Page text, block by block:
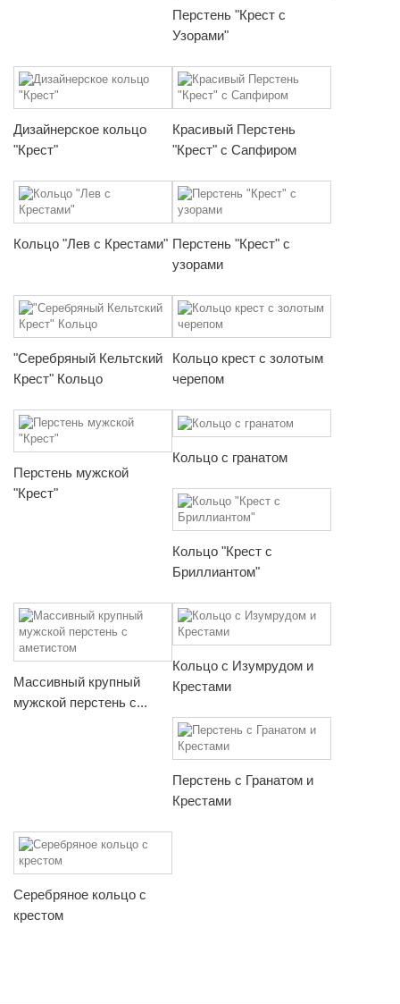
Перстень "Крест с
Узорами"
Дизайнерское кольцо
"Крест"
Красивый Перстень
"Крест" с Сапфиром
Кольцо "Лев с Крестами" Перстень "Крест" с
узорами
"Серебряный Кельтский
Крест" Кольцо
Кольцо крест с золотым
черепом
Перстень мужской
"Крест"
Кольцо с гранатом
Кольцо "Крест с
Бриллиантом"
Массивный крупный
мужской перстень с...
Кольцо с Изумрудом и
Крестами
Перстень с Гранатом и
Крестами
Серебряное кольцо с
крестом